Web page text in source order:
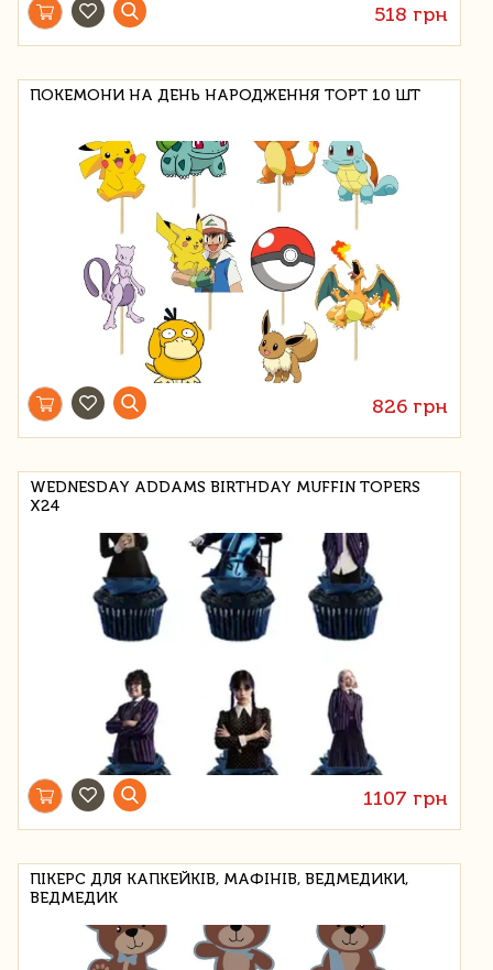
518 грн
ПОКЕМОНИ НА ДЕНЬ НАРОДЖЕННЯ ТОРТ 10 ШТ
826 грн
WEDNESDAY ADDAMS BIRTHDAY MUFFIN TOPERS
X24
1107 грн
ПІКЕРС ДЛЯ КАПКЕЙКІВ, МАФІНІВ, ВЕДМЕДИКИ,
ВЕДМЕДИК